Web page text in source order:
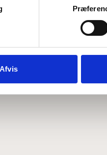
Afvis
Kontakt